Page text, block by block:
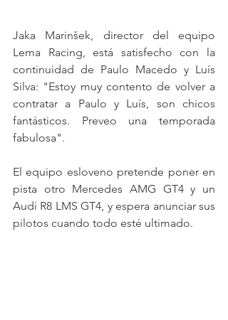
Jaka Marinšek, director del equipo
Lema Racing, está satisfecho con la
continuidad de Paulo Macedo y Luís
Silva: "Estoy muy contento de volver a
contratar a Paulo y Luís, son chicos
fantásticos. Preveo una temporada
fabulosa".
El equipo esloveno pretende poner en
pista otro Mercedes AMG GT4 y un
Audi R8 LMS GT4, y espera anunciar sus
pilotos cuando todo esté ultimado.